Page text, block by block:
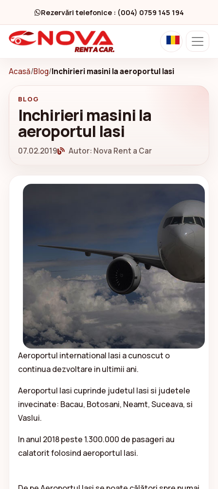
Rezervări telefonice : (004) 0759 145 194
Acasă/Blog/Inchirieri masini la aeroportul Iasi
BLOG
Inchirieri masini la
aeroportul Iasi
07.02.2019 Autor: Nova Rent a Car
Aeroportul international Iasi a cunoscut o
continua dezvoltare in ultimii ani.
Aeroportul Iasi cuprinde judetul Iasi si judetele
invecinate: Bacau, Botosani, Neamt, Suceava, si
Vaslui.
In anul 2018 peste 1.300.000 de pasageri au
calatorit folosind aeroportul Iasi.